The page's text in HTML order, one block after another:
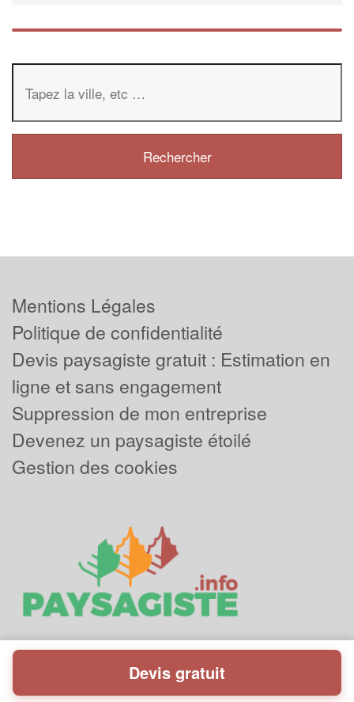
Mentions Légales
Politique de confidentialité
Devis paysagiste gratuit : Estimation en
ligne et sans engagement
Suppression de mon entreprise
Devenez un paysagiste étoilé
Gestion des cookies
Powered byPlus que pro
Devis gratuit